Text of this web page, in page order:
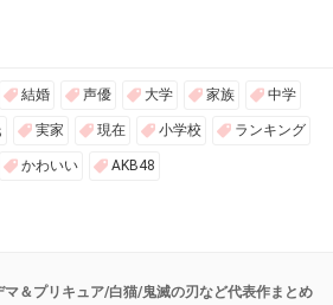
結婚 声優 大学 家族 中学
実家 現在 小学校 ランキング
かわいい AKB48
＆プリキュア/白猫/鬼滅の刃など代表作まとめ